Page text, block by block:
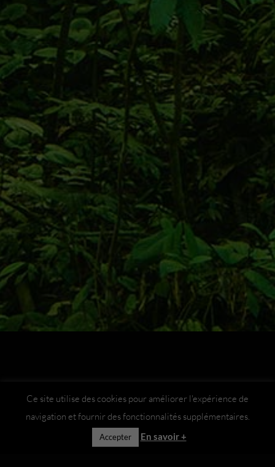
Ce site utilise des cookies pour améliorer l'expérience de
navigation et fournir des fonctionnalités supplémentaires.
Accepter En savoir +